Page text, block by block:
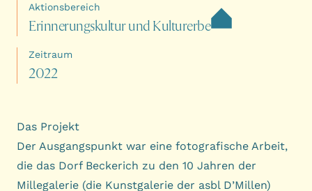
Aktionsbereich
Erinnerungskulturund Kulturerbe
Zeitraum
2022
Das Projekt
Der Ausgangspunkt war eine fotografische Arbeit,
die das Dorf Beckerich zu den 10 Jahren der
Millegalerie (die Kunstgalerie der asbl D’Millen)